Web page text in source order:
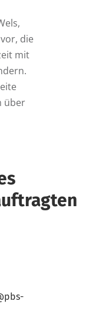
die
mit
über